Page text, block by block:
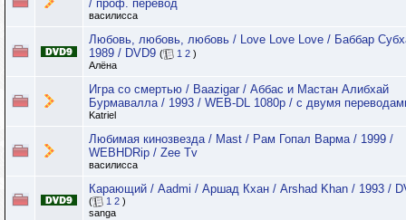
/ проф. перевод
василисса
Любовь, любовь, любовь / Love Love Love / Баббар
1989 / DVD9 ( 1 2 )
Алёна
Игра со смертью / Baazigar / Аббас и Мастан Алибхай
Бурмавалла / 1993 / WEB-DL 1080p / с двумя
Katriel
Любимая кинозвезда / Mast / Рам Гопал Варма / 1999 /
WEBHDRip / Zee Tv
василисса
Карающий / Aadmi / Аршад Кхан / Arshad Khan / 1993 /
( 1 2 )
sanga